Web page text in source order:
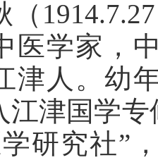
医学家，
津人。幼
江津国学
研究社”